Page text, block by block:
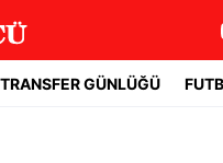
TRANSFER GÜNLÜĞÜ